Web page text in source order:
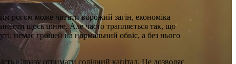
рогом може чигати ворожий загін, економіка
щось цінне. Але часто трапляється так, що
немає грошей на нормальний обвіс, а без нього
відразу отримати солідний капітал. Це дозволяє